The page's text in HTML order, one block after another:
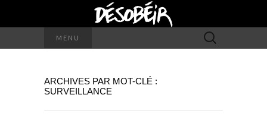
MENU Rechercher :
ARCHIVES PAR MOT-CLÉ :
SURVEILLANCE